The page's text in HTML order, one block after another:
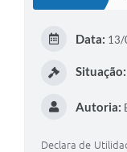
Data: 13/
Situação:
Autoria:
Declara de